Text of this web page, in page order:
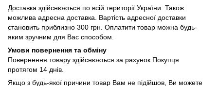
Доставка здійснюється по всій території України. Також
можлива адресна доставка. Вартість адресної доставки
становить приблизно 300 грн. Оплатити товар можна будь-
яким зручним для Вас способом.
Умови повернення та обміну
Повернення товару здійснюється за рахунок Покупця
протягом 14 днів.
Якщо з будь-якої причини товар Вам не підійшов, Ви можете